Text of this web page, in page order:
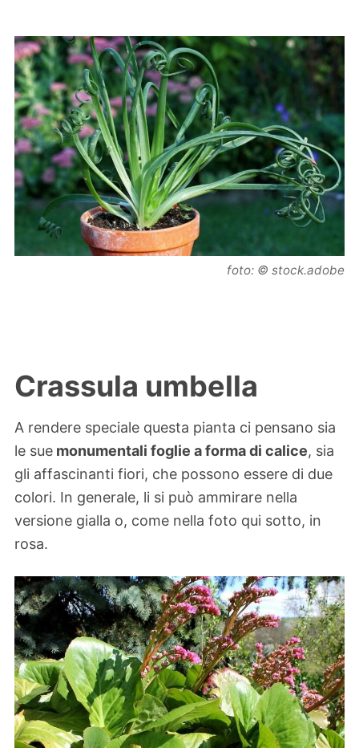
foto: © stock.adobe
Crassula umbella
A rendere speciale questa pianta ci pensano sia
le sue monumentali foglie a forma di calice, sia
gli affascinanti fiori, che possono essere di due
colori. In generale, li si può ammirare nella
versione gialla o, come nella foto qui sotto, in
rosa.